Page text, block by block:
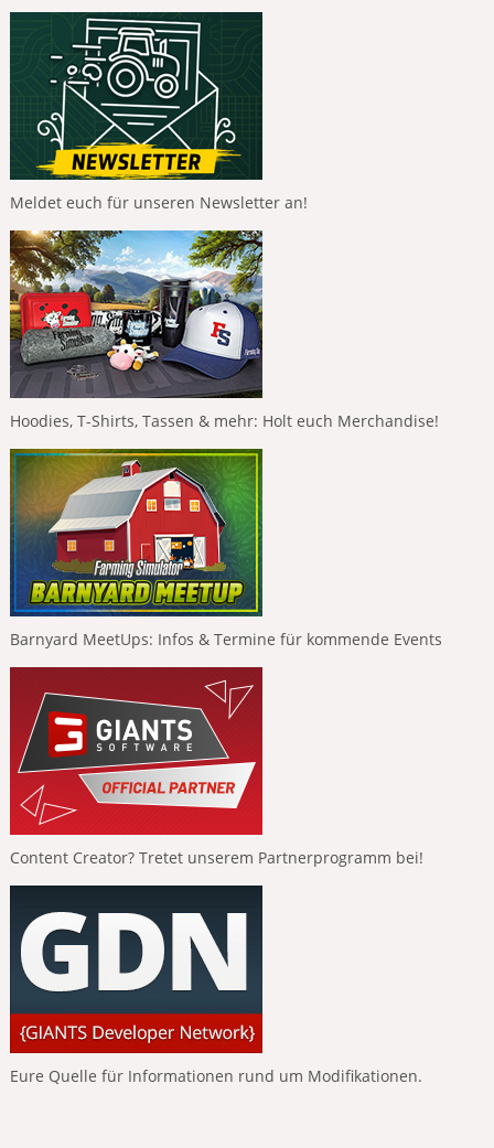
Meldet euch für unseren Newsletter an!
Hoodies, T-Shirts, Tassen & mehr: Holt euch Merchandise!
Barnyard MeetUps: Infos & Termine für kommende Events
Content Creator? Tretet unserem Partnerprogramm bei!
Eure Quelle für Informationen rund um Modifikationen.